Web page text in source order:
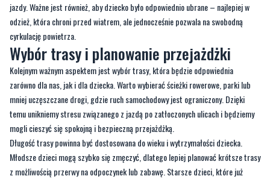
Jeśli przewozimy dziecko w foteliku, upewnijmy się, że jest on prawidłowo
zamocowany i stabilny. Fotelik powinien być wyposażony w pięciopunktowe pasy
bezpieczeństwa, które zapobiegną ewentualnemu wypadnięciu dziecka podczas
jazdy. Ważne jest również, aby dziecko było odpowiednio ubrane – najlepiej w
odzież, która chroni przed wiatrem, ale jednocześnie pozwala na swobodną
cyrkulację powietrza.
Wybór trasy i planowanie przejażdżki
Kolejnym ważnym aspektem jest wybór trasy, która będzie odpowiednia
zarówno dla nas, jak i dla dziecka. Warto wybierać ścieżki rowerowe, parki lub
mniej uczęszczane drogi, gdzie ruch samochodowy jest ograniczony. Dzięki
temu unikniemy stresu związanego z jazdą po zatłoczonych ulicach i będziemy
mogli cieszyć się spokojną i bezpieczną przejażdżką.